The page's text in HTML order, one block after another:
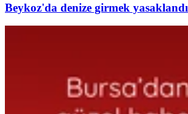
Beykoz'da denize girmek yasaklandı